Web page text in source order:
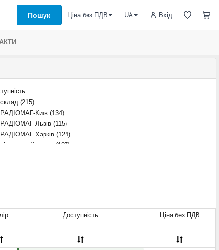
Пошук Вхід
Ціна без ПДВ UA
склад (215)
РАДІОМАГ-Київ (134)
РАДІОМАГ-Львів (115)
РАДІОМАГ-Харків (124)
склад(187)
Доступність Ціна без ПДВ